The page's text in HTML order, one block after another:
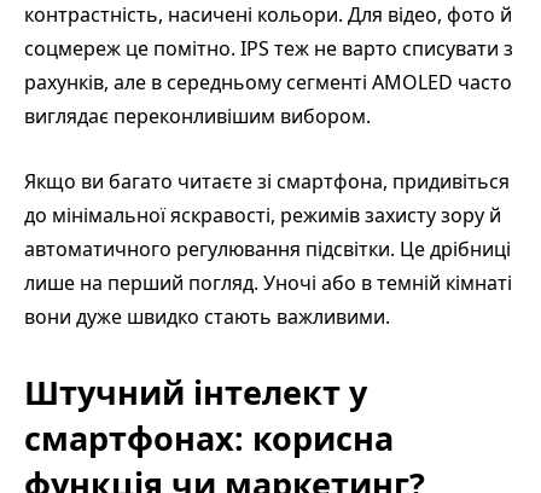
контрастність, насичені кольори. Для відео, фото й
соцмереж це помітно. IPS теж не варто списувати з
рахунків, але в середньому сегменті AMOLED часто
виглядає переконливішим вибором.
Якщо ви багато читаєте зі смартфона, придивіться
до мінімальної яскравості, режимів захисту зору й
автоматичного регулювання підсвітки. Це дрібниці
лише на перший погляд. Уночі або в темній кімнаті
вони дуже швидко стають важливими.
Штучний інтелект у
смартфонах: корисна